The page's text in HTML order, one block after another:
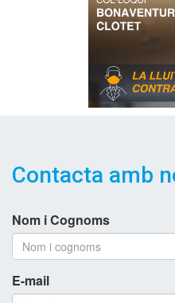
Contacta amb
Nom i Cognoms
E-mail